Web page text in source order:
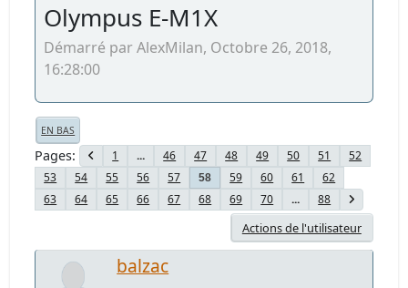
Olympus E-M1X
Démarré par AlexMilan, Octobre 26, 2018,
16:28:00
EN BAS
Pages 1 ... 46 47 48 49 50 51
52
53
54 55 56 57 58 59 60 61
62
63
64 65 66 67 68 69 70 ... 88
Actions de l'utilisateur
balzac